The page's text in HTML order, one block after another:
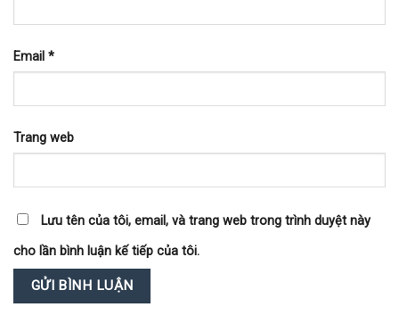
Email *
Trang web
Lưu tên của tôi, email, và trang web trong trình duyệt này
cho lần bình luận kế tiếp của tôi.